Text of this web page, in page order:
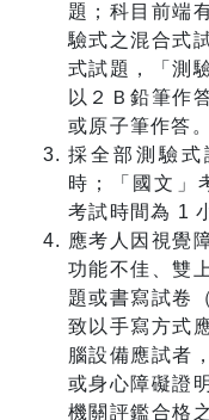
題；科目前端
驗式之混合式
式試題，「測
以２Ｂ鉛筆作
或原子筆作答。
採全部測驗
時；「國文」
考試時間為 1
應考人因視覺
功能不佳、雙
題或書寫試卷
致以手寫方式
腦設備應試者
或身心障礙證
機關評鑑合格